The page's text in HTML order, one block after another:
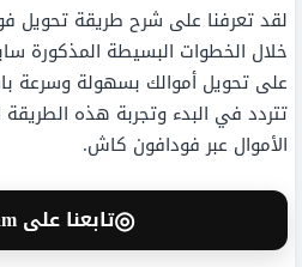
لقد تعرفنا على شرح طريقة
خلال الخطوات البسيطة المذكورة
على تحويل أموالك بسهولة وسرعة
تتردد في البدء وتجربة هذه الطريقة
الأموال عبر فودافون كاش.
◎تابعنا على Instagram